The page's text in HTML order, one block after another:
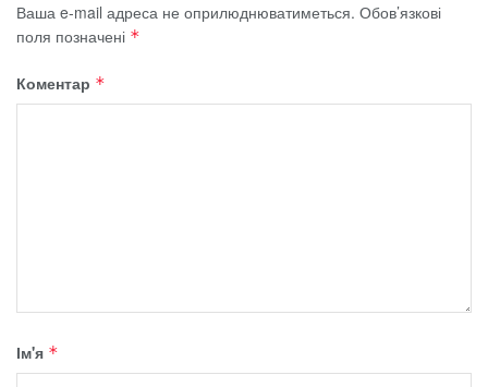
Ваша e-mail адреса не оприлюднюватиметься. Обов’язкові
поля позначені *
Коментар *
Ім'я *